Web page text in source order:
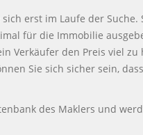
erst im Laufe der Suche.
für die Immobilie
Verkäufer den Preis viel zu
Sie sich sicher sein,
des Maklers und